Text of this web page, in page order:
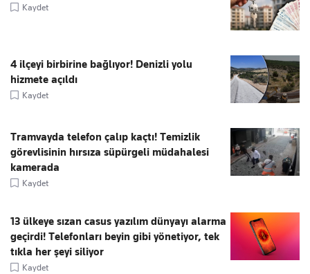
Kaydet
4 ilçeyi birbirine bağlıyor! Denizli yolu
hizmete açıldı
Kaydet
Tramvayda telefon çalıp kaçtı! Temizlik
görevlisinin hırsıza süpürgeli müdahalesi
kamerada
Kaydet
13 ülkeye sızan casus yazılım dünyayı alarma
geçirdi! Telefonları beyin gibi yönetiyor, tek
tıkla her şeyi siliyor
Kaydet